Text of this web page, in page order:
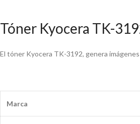
Tóner Kyocera TK-
El tóner Kyocera TK-3192, genera
Marca